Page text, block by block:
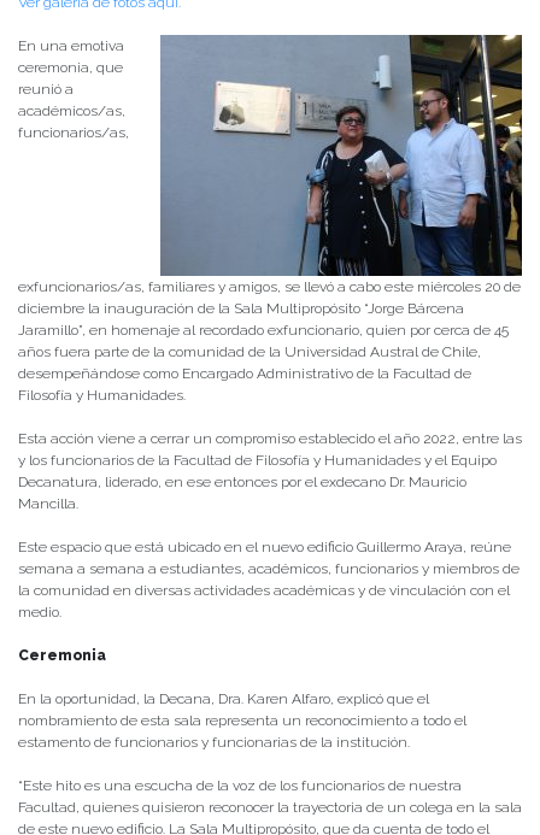
En una emotiva
ceremonia, que
reunió a
académicos/as,
funcionarios/as,
exfuncionarios/as, familiares y amigos, se llevó a cabo este miércoles 20 de
diciembre la inauguración de la Sala Multipropósito “Jorge Bárcena
Jaramillo”, en homenaje al recordado exfuncionario, quien por cerca de 45
años fuera parte de la comunidad de la Universidad Austral de Chile,
desempeñándose como Encargado Administrativo de la Facultad de
Filosofía y Humanidades.
Esta acción viene a cerrar un compromiso establecido el año 2022, entre las
y los funcionarios de la Facultad de Filosofía y Humanidades y el Equipo
Decanatura, liderado, en ese entonces por el exdecano Dr. Mauricio
Mancilla.
Este espacio que está ubicado en el nuevo edificio Guillermo Araya, reúne
semana a semana a estudiantes, académicos, funcionarios y miembros de
la comunidad en diversas actividades académicas y de vinculación con el
medio.
Ceremonia
En la oportunidad, la Decana, Dra. Karen Alfaro, explicó que el
nombramiento de esta sala representa un reconocimiento a todo el
estamento de funcionarios y funcionarias de la institución.
“Este hito es una escucha de la voz de los funcionarios de nuestra
Facultad, quienes quisieron reconocer la trayectoria de un colega en la sala
de este nuevo edificio. La Sala Multipropósito, que da cuenta de todo el